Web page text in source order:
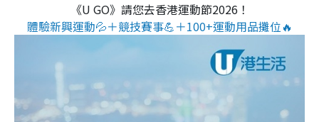
《U GO》請您去香港運動節2026！
體驗新興運動💦＋競技賽事💪＋100+運動用品攤位🔥